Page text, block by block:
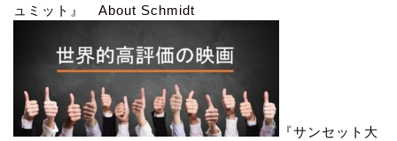
ュミット』 About Schmidt
『サンセット大